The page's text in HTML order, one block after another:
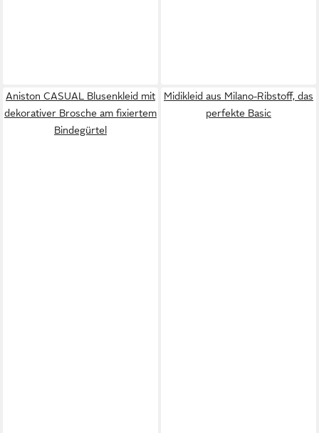
Aniston CASUAL Blusenkleid mit
dekorativer Brosche am fixiertem
Bindegürtel
Midikleid aus Milano-Ribstoff, das
perfekte Basic